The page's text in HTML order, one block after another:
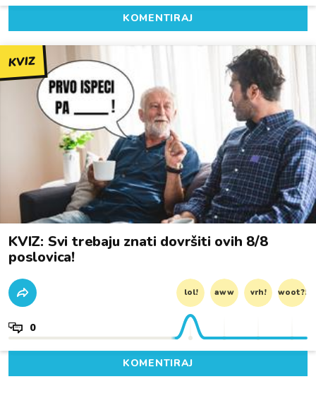
KOMENTIRAJ
KVIZ
KVIZ: Svi trebaju znati dovršiti ovih 8/8
poslovica!
lol! aww vrh! woot?!
0
KOMENTIRAJ